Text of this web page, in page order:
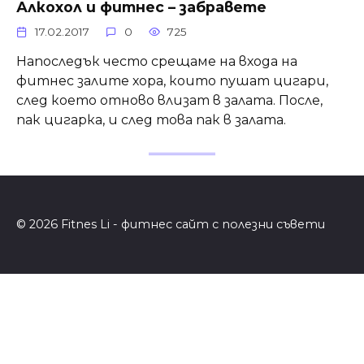
Алкохол и фитнес – забравете
17.02.2017 0 725
Напоследък често срещаме на входа на
фитнес залите хора, които пушат цигари,
след което отново влизат в залата. После,
пак цигарка, и след това пак в залата.
© 2026 Fitnes Li - фитнес сайт с полезни съвети